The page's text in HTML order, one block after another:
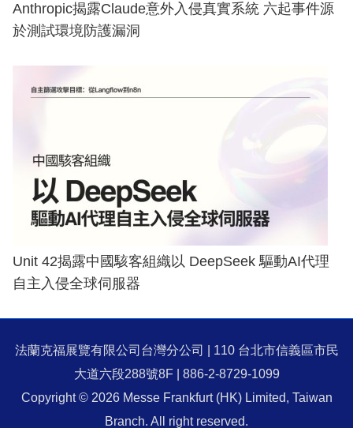
Anthropic揭露Claude意外入侵真實系統 六起事件源
於測試環境防護漏洞
Unit 42揭露中國駭客組織以 DeepSeek 驅動AI代理
自主入侵全球伺服器
法蘭克福展覽有限公司台灣分公司 | 110 台北市信義區市民
大道六段288號8F | 886-2-8729-1099
Copyright © 2026 Messe Frankfurt (HK) Limited, Taiwan
Branch. All right reserved.